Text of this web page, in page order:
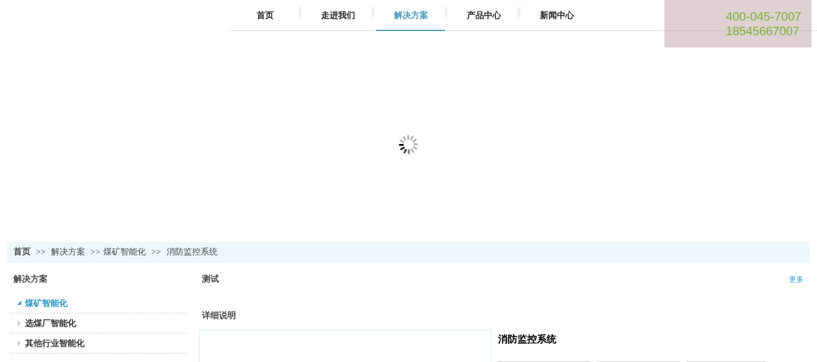
400-045-7007
18545667007
首页 走进我们 解决方案 产品中心 新闻中心
首页 >> 解决方案 >> 煤矿智能化 >> 消防监控系统
解决方案
煤矿智能化
选煤厂智能化
其他行业智能化
测试 更多
详细说明
消防监控系统